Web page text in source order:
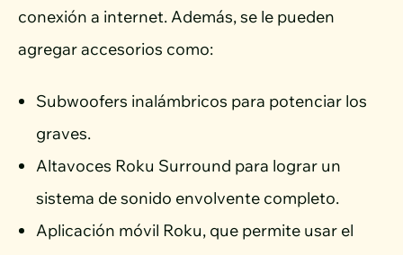
conexión a internet. Además, se le pueden
agregar accesorios como:
Subwoofers inalámbricos para potenciar los
graves.
Altavoces Roku Surround para lograr un
sistema de sonido envolvente completo.
Aplicación móvil Roku, que permite usar el